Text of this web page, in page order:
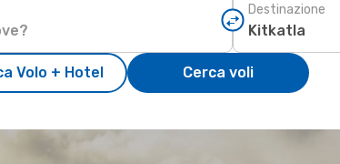
Destinazione
Volo + Hotel Cerca voli